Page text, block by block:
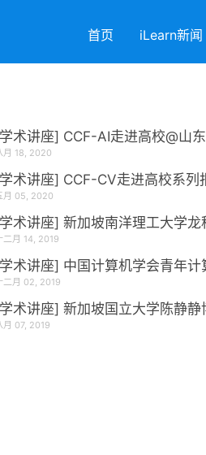
首页 iLearn新闻
术讲座] CCF-AI走进高校@山
月 18, 2020
术讲座] CCF-CV走进高校系列
月 05, 2020
术讲座] 新加坡南洋理工大学龙
二月 14, 2019
术讲座] 中国计算机学会青年
二月 02, 2019
术讲座] 新加坡国立大学陈静
月 07, 2019